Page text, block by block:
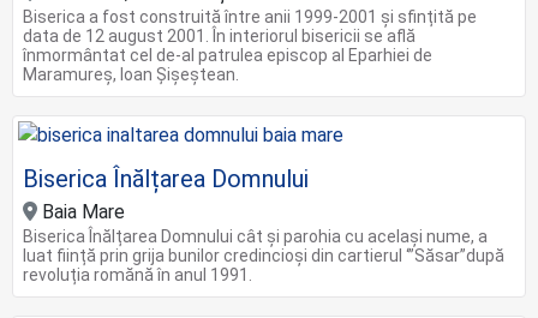
Biserica a fost construită între anii 1999-2001 și sfințită pe
data de 12 august 2001. În interiorul bisericii se află
înmormântat cel de-al patrulea episcop al Eparhiei de
Maramureș, Ioan Șișeștean.
Biserica Înălțarea Domnului
Baia Mare
Biserica Înălțarea Domnului cât și parohia cu același nume, a
luat ființă prin grija bunilor credincioși din cartierul ‘”Săsar”după
revoluția romănă în anul 1991.